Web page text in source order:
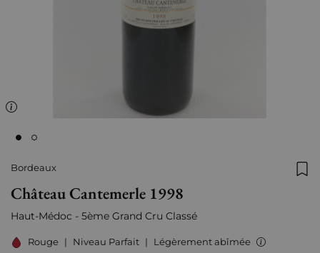
Bordeaux
Château Cantemerle 1998
Haut-Médoc - 5ème Grand Cru Classé
Rouge | Niveau Parfait | Légèrement abîmée